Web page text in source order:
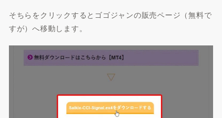
そちらをクリックするとゴゴジャンの販売ページ（無料で
すが）へ移動します。